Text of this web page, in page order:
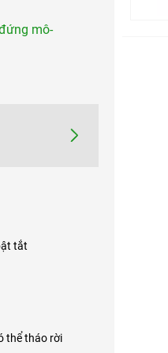
mô-

tắt
thể tháo rời